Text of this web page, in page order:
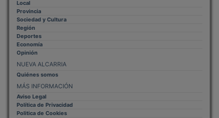
Provincia
Sociedad y Cultura
Región
Deportes
Economía
Opinión
NUEVA ALCARRIA
Quiénes somos
MÁS INFORMACIÓN
Aviso Legal
Política de Privacidad
Politica de Cookies
Mas informacion sobre las cookies